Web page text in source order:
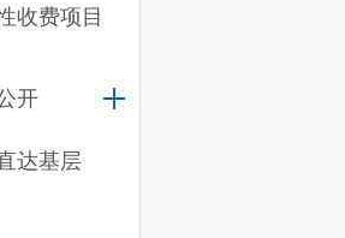
收费项目
开
达基层